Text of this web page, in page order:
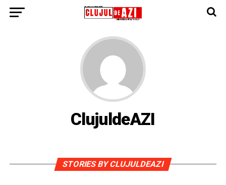
ClujuldeAZI
STORIES BY CLUJULDEAZI